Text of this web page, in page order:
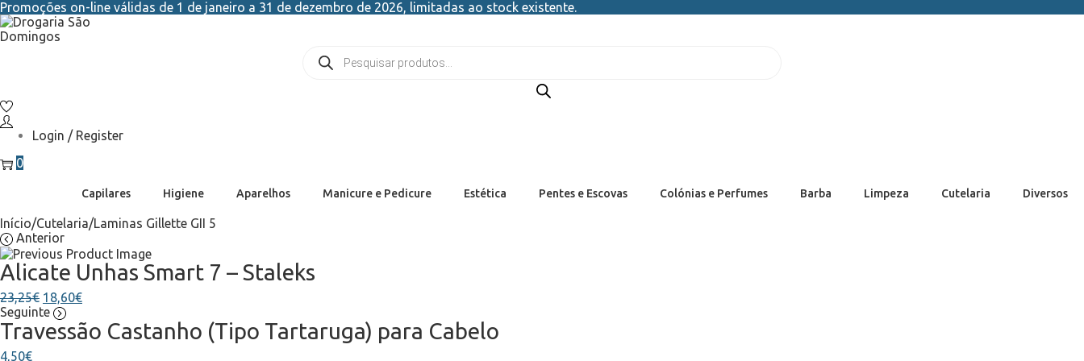
Promoções on-line válidas de 1 de janeiro a 31 de dezembro de 2026, limitadas ao stock existente.
Login / Register
0
Capilares Higiene Aparelhos Manicure e Pedicure Estética Pentes e Escovas Colónias e Perfumes Barba Limpeza Cutelaria Diversos
Início/Cutelaria/Laminas Gillette GII 5
Anterior
Alicate Unhas Smart 7 – Staleks
23,25€ 18,60€
Seguinte
Travessão Castanho (Tipo Tartaruga) para Cabelo
4,50€